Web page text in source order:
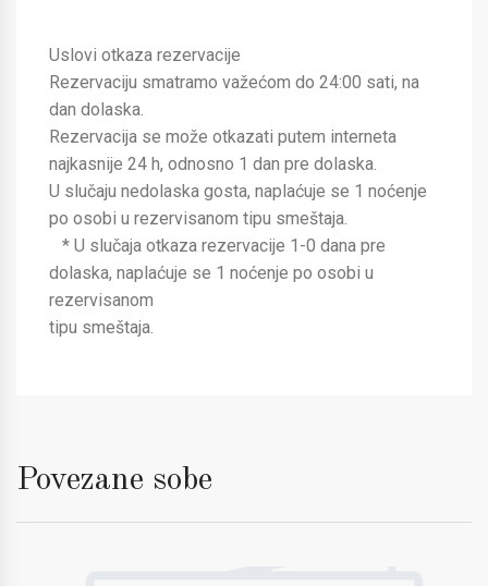
Uslovi otkaza rezervacije
Rezervaciju smatramo važećom do 24:00 sati, na
dan dolaska.
Rezervacija se može otkazati putem interneta
najkasnije 24 h, odnosno 1 dan pre dolaska.
U slučaju nedolaska gosta, naplaćuje se 1 noćenje
po osobi u rezervisanom tipu smeštaja.
* U slučaja otkaza rezervacije 1-0 dana pre
dolaska, naplaćuje se 1 noćenje po osobi u
rezervisanom
tipu smeštaja.
Povezane sobe